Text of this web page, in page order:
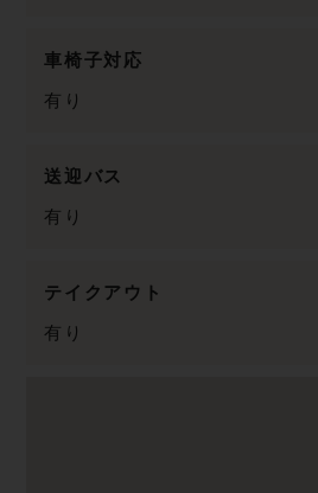
車椅子対応
有り
送迎バス
有り
テイクアウト
有り